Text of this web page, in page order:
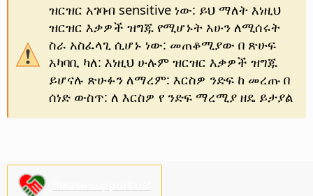
ዝርዝር አገባብ sensitive ነው: ይህ ማለት እነዚህ
ዝርዝር እቃዎች ዝግጁ የሚሆኑት አሁን ለሚሰሩት
ስራ አስፈላጊ ሲሆኑ ነው: መጠቆሚያው በ ጽሁፍ
አካባቢ ካለ: እነዚህ ሁሉም ዝርዝር እቃዎች ዝግጁ
ይሆናሉ ጽሁፉን ለማረም: እርስዎ ንድፍ ከ መረጡ በ
ሰነድ ውስጥ: ለ እርስዎ የ ንድፍ ማረሚያ ዘዴ ይታያል